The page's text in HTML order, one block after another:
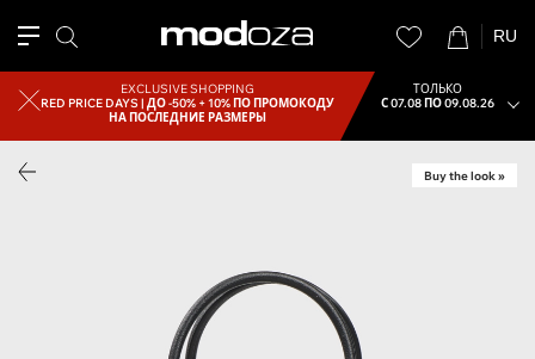
RU
EXCLUSIVE SHOPPING
RED PRICE DAYS |ДО -50% + 10% ПО ПРОМОКОДУ
НА ПОСЛЕДНИЕ РАЗМЕРЫ
ТОЛЬКО
С 07.08 ПО 09.08.26
Buy the look »